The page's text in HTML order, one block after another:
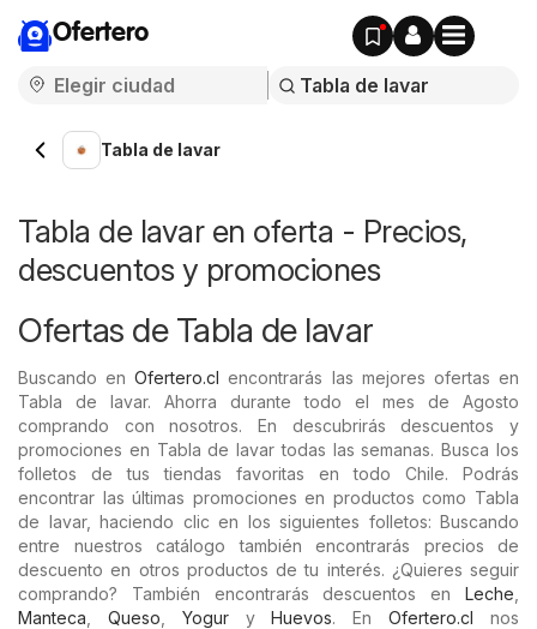
Ofertero
Tabla de lavar
Tabla de lavar en oferta - Precios,
descuentos y promociones
Ofertas de Tabla de lavar
Buscando enOfertero.cl encontrarás las mejores ofertas en
Tabla de lavar. Ahorra durante todo el mes de Agosto
comprando con nosotros. En descubrirás descuentos y
promociones en Tabla de lavar todas las semanas. Busca los
folletos de tus tiendas favoritas en todo Chile. Podrás
encontrar las últimas promociones en productos como Tabla
de lavar, haciendo clic en los siguientes folletos: Buscando
entre nuestros catálogo también encontrarás precios de
descuento en otros productos de tu interés. ¿Quieres seguir
comprando? También encontrarás descuentos en Leche
Manteca
Queso YoguryHuevos. EnOfertero.cl nos